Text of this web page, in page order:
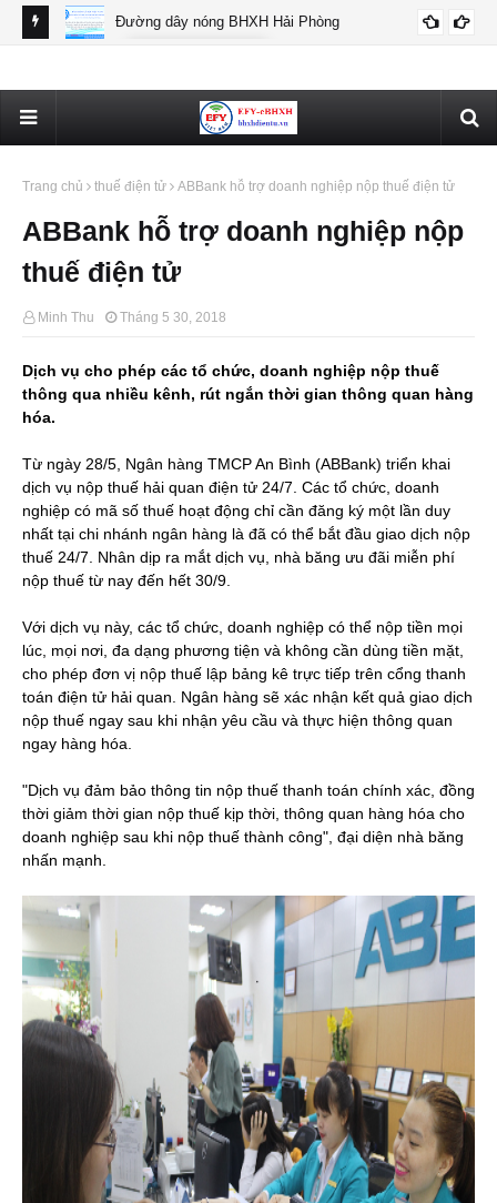
Đường dây nóng BHXH Hải Phòng
Trang chủ thuế điện tử ABBank hỗ trợ doanh nghiệp nộp thuế điện tử
ABBank hỗ trợ doanh nghiệp nộp
thuế điện tử
Minh Thu Tháng 5 30, 2018
Dịch vụ cho phép các tổ chức, doanh nghiệp nộp thuế
thông qua nhiều kênh, rút ngắn thời gian thông quan hàng
hóa.
Từ ngày 28/5, Ngân hàng TMCP An Bình (ABBank) triển khai
dịch vụ nộp thuế hải quan điện tử 24/7. Các tổ chức, doanh
nghiệp có mã số thuế hoạt động chỉ cần đăng ký một lần duy
nhất tại chi nhánh ngân hàng là đã có thể bắt đầu giao dịch nộp
thuế 24/7. Nhân dịp ra mắt dịch vụ, nhà băng ưu đãi miễn phí
nộp thuế từ nay đến hết 30/9.
Với dịch vụ này, các tổ chức, doanh nghiệp có thể nộp tiền mọi
lúc, mọi nơi, đa dạng phương tiện và không cần dùng tiền mặt,
cho phép đơn vị nộp thuế lập bảng kê trực tiếp trên cổng thanh
toán điện tử hải quan. Ngân hàng sẽ xác nhận kết quả giao dịch
nộp thuế ngay sau khi nhận yêu cầu và thực hiện thông quan
ngay hàng hóa.
"Dịch vụ đảm bảo thông tin nộp thuế thanh toán chính xác, đồng
thời giảm thời gian nộp thuế kịp thời, thông quan hàng hóa cho
doanh nghiệp sau khi nộp thuế thành công", đại diện nhà băng
nhấn mạnh.